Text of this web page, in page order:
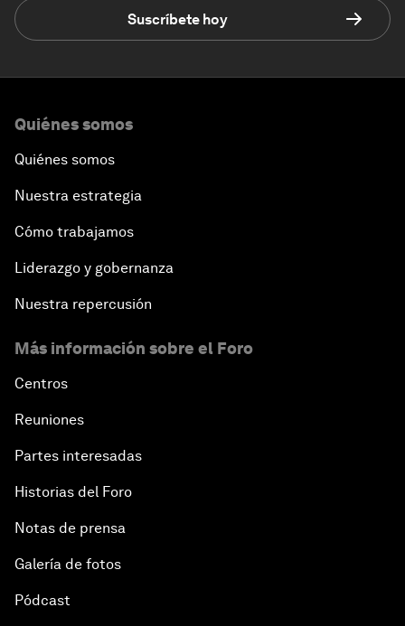
Suscríbete hoy
Quiénes somos
Quiénes somos
Nuestra estrategia
Cómo trabajamos
Liderazgo y gobernanza
Nuestra repercusión
Más información sobre el Foro
Centros
Reuniones
Partes interesadas
Historias del Foro
Notas de prensa
Galería de fotos
Pódcast